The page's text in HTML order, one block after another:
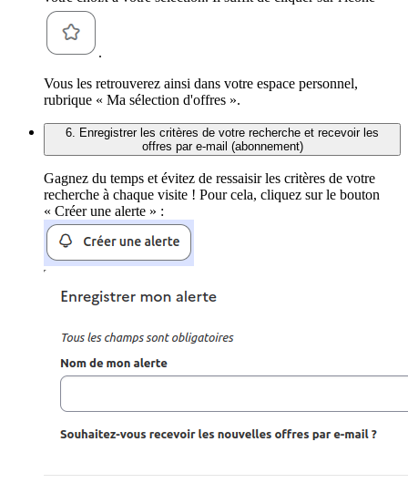
.
Vous les retrouverez ainsi dans votre espace personnel,
rubrique « Ma sélection d'offres ».
6. Enregistrer les critères de votre recherche et recevoir les
offres par e-mail (abonnement)
Gagnez du temps et évitez de ressaisir les critères de votre
recherche à chaque visite ! Pour cela, cliquez sur le bouton
« Créer une alerte » :